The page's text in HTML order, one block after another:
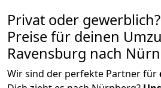
Privat oder
Preise für deinen
Ravensburg nach
Wir sind der perfekte Partner für